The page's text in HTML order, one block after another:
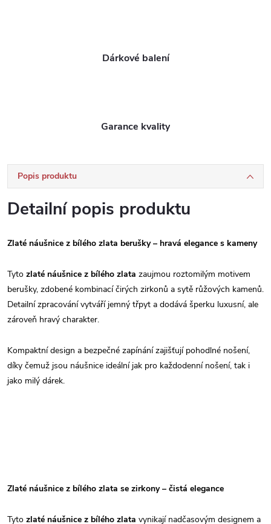
Dárkové balení
Garance kvality
Popis produktu
Detailní popis produktu
Zlaté náušnice z bílého zlata berušky – hravá elegance s kameny
Tyto zlaté náušnice z bílého zlata zaujmou roztomilým motivem
berušky, zdobené kombinací čirých zirkonů a sytě růžových kamenů.
Detailní zpracování vytváří jemný třpyt a dodává šperku luxusní, ale
zároveň hravý charakter.
Kompaktní design a bezpečné zapínání zajišťují pohodlné nošení,
díky čemuž jsou náušnice ideální jak pro každodenní nošení, tak i
jako milý dárek.
Zlaté náušnice z bílého zlata se zirkony – čistá elegance
Tyto zlaté náušnice z bílého zlata vynikají nadčasovým designem a